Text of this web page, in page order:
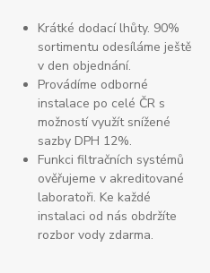
Krátké dodací lhůty. 90%
sortimentu odesíláme ještě
v den objednání.
Provádíme odborné
instalace po celé ČR s
možností využít snížené
sazby DPH 12%.
Funkci filtračních systémů
ověřujeme v akreditované
laboratoři. Ke každé
instalaci od nás obdržíte
rozbor vody zdarma.